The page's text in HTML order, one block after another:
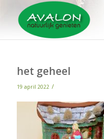
het geheel
19 april 2022 /